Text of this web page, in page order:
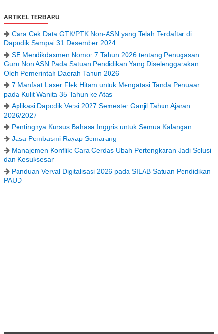
ARTIKEL TERBARU
Cara Cek Data GTK/PTK Non-ASN yang Telah Terdaftar di
Dapodik Sampai 31 Desember 2024
SE Mendikdasmen Nomor 7 Tahun 2026 tentang Penugasan
Guru Non ASN Pada Satuan Pendidikan Yang Diselenggarakan
Oleh Pemerintah Daerah Tahun 2026
7 Manfaat Laser Flek Hitam untuk Mengatasi Tanda Penuaan
pada Kulit Wanita 35 Tahun ke Atas
Aplikasi Dapodik Versi 2027 Semester Ganjil Tahun Ajaran
2026/2027
Pentingnya Kursus Bahasa Inggris untuk Semua Kalangan
Jasa Pembasmi Rayap Semarang
Manajemen Konflik: Cara Cerdas Ubah Pertengkaran Jadi Solusi
dan Kesuksesan
Panduan Verval Digitalisasi 2026 pada SILAB Satuan Pendidikan
PAUD